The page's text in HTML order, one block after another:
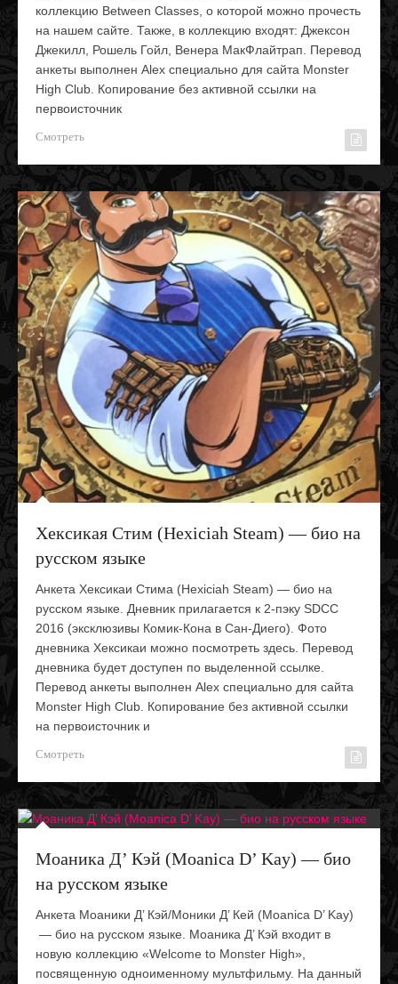
коллекцию Between Classes, о которой можно прочесть
на нашем сайте. Также, в коллекцию входят: Джексон
Джекилл, Рошель Гойл, Венера МакФлайтрап. Перевод
анкеты выполнен Alex специально для сайта Monster
High Club. Копирование без активной ссылки на
первоисточник
Смотреть
Хексикая Стим (Hexiciah Steam) — био на
русском языке
Анкета Хексикаи Стима (Hexiciah Steam) — био на
русском языке. Дневник прилагается к 2-пэку SDCC
2016 (эксклюзивы Комик-Кона в Сан-Диего). Фото
дневника Хексикаи можно посмотреть здесь. Перевод
дневника будет доступен по выделенной ссылке.
Перевод анкеты выполнен Alex специально для сайта
Monster High Club. Копирование без активной ссылки
на первоисточник и
Смотреть
Моаника Д’ Кэй (Moanica D’ Kay) — био
на русском языке
Анкета Моаники Д’ Кэй/Моники Д’ Кей (Moanica D’ Kay)
— био на русском языке. Моаника Д’ Кэй входит в
новую коллекцию «Welcome to Monster High»,
посвященную одноименному мультфильму. На данный